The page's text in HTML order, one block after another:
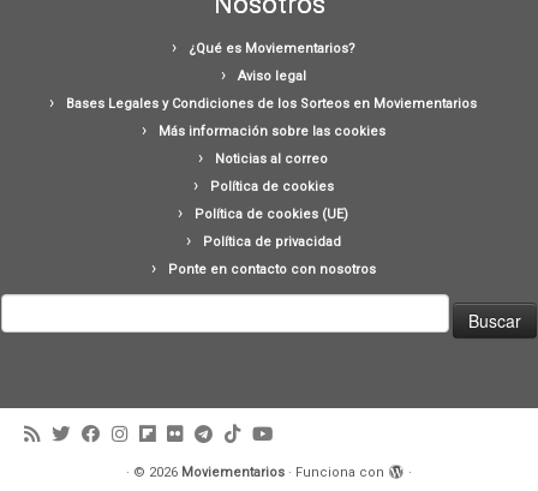
¿Qué es Moviementarios?
Aviso legal
Bases Legales y Condiciones de los Sorteos en Moviementarios
Más información sobre las cookies
Noticias al correo
Política de cookies
Política de cookies (UE)
Política de privacidad
Ponte en contacto con nosotros
· © 2026 Moviementarios · Funciona con
·